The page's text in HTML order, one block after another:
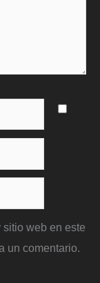
web en este
un comentario.